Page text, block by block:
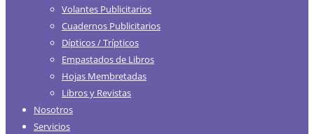
Volantes Publicitarios
Cuadernos Publicitarios
Dípticos / Trípticos
Empastados de Libros
Hojas Membretadas
Libros y Revistas
Nosotros
Servicios